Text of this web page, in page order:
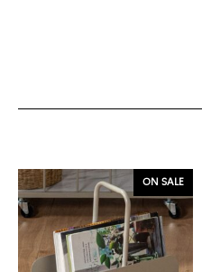
ON SALE